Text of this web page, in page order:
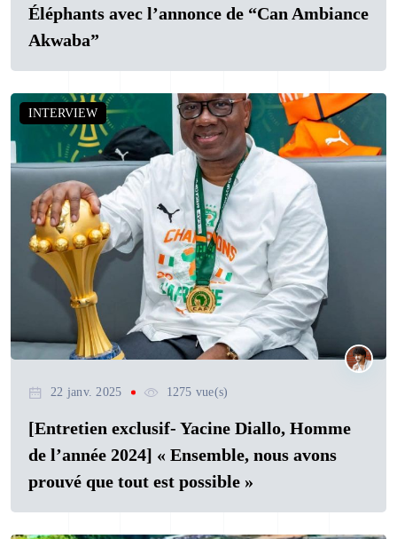
Éléphants avec l’annonce de “Can Ambiance
Akwaba”
INTERVIEW
22 janv. 2025 1275 vue(s)
[Entretien exclusif- Yacine Diallo, Homme
de l’année 2024] « Ensemble, nous avons
prouvé que tout est possible »